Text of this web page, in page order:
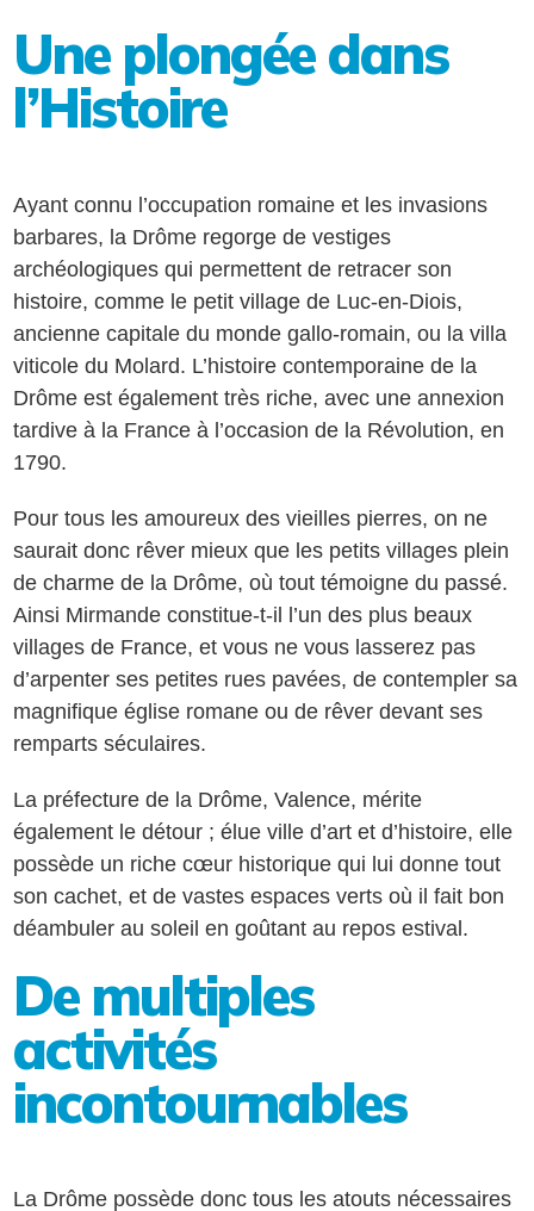
Une plongée dans
l’Histoire
Ayant connu l’occupation romaine et les invasions
barbares, la Drôme regorge de vestiges
archéologiques qui permettent de retracer son
histoire, comme le petit village de Luc-en-Diois,
ancienne capitale du monde gallo-romain, ou la villa
viticole du Molard. L’histoire contemporaine de la
Drôme est également très riche, avec une annexion
tardive à la France à l’occasion de la Révolution, en
1790.
Pour tous les amoureux des vieilles pierres, on ne
saurait donc rêver mieux que les petits villages plein
de charme de la Drôme, où tout témoigne du passé.
Ainsi Mirmande constitue-t-il l’un des plus beaux
villages de France, et vous ne vous lasserez pas
d’arpenter ses petites rues pavées, de contempler sa
magnifique église romane ou de rêver devant ses
remparts séculaires.
La préfecture de la Drôme, Valence, mérite
également le détour ; élue ville d’art et d’histoire, elle
possède un riche cœur historique qui lui donne tout
son cachet, et de vastes espaces verts où il fait bon
déambuler au soleil en goûtant au repos estival.
De multiples
activités
incontournables
La Drôme possède donc tous les atouts nécessaires